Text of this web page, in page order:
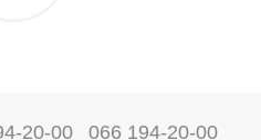
20-00 066 194-20-00